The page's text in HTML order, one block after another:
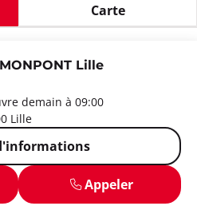
Carte
Lille
demain à 09:00
Lille
Appeler